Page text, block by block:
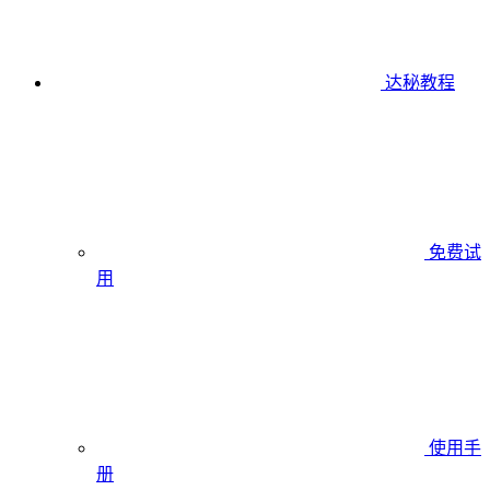
达秘教程
免费试
用
使用手
册